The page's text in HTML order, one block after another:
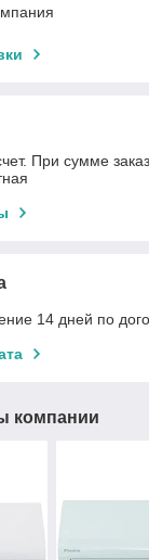
При сумме
14 дней по
компании